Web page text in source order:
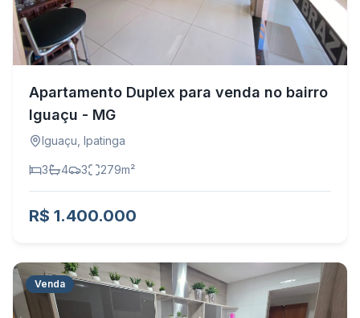
Apartamento Duplex para venda no bairro
Iguaçu - MG
Iguaçu Ipatinga
3 4 3 279m²
R$ 1.400.000
Venda